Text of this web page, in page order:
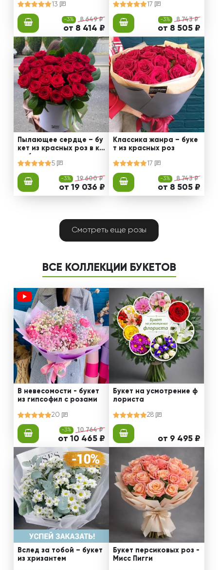
13
-3% 8 649 ₽
от 8 414 ₽
17
-3% 8 743 ₽
от 8 505 ₽
Пылающее сердце – бу
кет из красных роз в ко
робке
5
-3% 19 600 ₽
от 19 036 ₽
Классика жанра – буке
т из красных роз
17
-3% 8 743 ₽
от 8 505 ₽
Смотреть еще розы
ВСЕ КОЛЛЕКЦИИ БУКЕТОВ
В невесомости - букет
из гипсофил с розами
20
-3% 10 764 ₽
от 10 465 ₽
Букет на усмотрение ф
лориста
28
от 9 495 ₽
Вслед за тобой – букет
из хризантем
Букет персиковых роз -
Мисс Пигги